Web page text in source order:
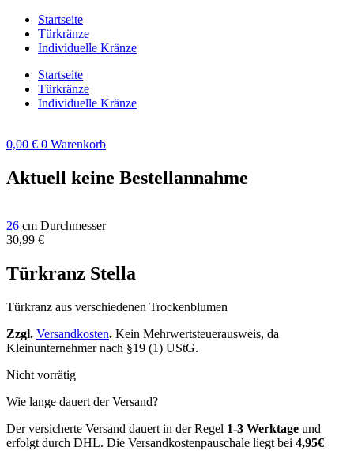
Zum
Inhalt
springen
Startseite
Türkränze
Individuelle Kränze
Startseite
Türkränze
Individuelle Kränze
0,00 € 0 Warenkorb
Aktuell keine Bestellannahme
26 cm Durchmesser
30,99 €
Türkranz Stella
Türkranz aus verschiedenen Trockenblumen
Zzgl. Versandkosten. Kein Mehrwertsteuerausweis, da
Kleinunternehmer nach §19 (1) UStG.
Nicht vorrätig
Wie lange dauert der Versand?
Der versicherte Versand dauert in der Regel 1-3 Werktage und
erfolgt durch DHL. Die Versandkostenpauschale liegt bei 4,95€